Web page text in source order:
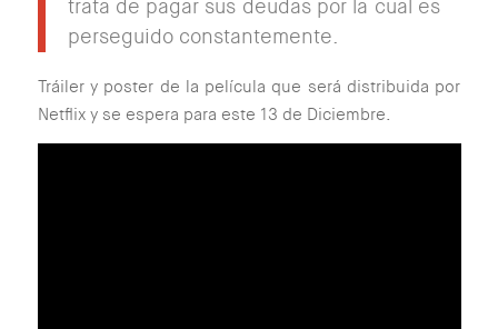
trata de pagar sus deudas por la cual es
perseguido constantemente.
Tráiler y poster de la película que será distribuida por
Netflix y se espera para este 13 de Diciembre.